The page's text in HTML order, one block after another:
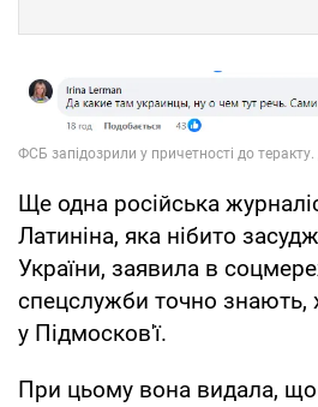
Ще одна російська
Латиніна, яка нібито
України, заявила в
спецслужби точно знають,
у Підмосков'ї.
При цьому вона видала, що